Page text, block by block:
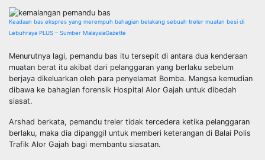
Keadaan bas ekspres yang merempuh bahagian belakang sebuah treler muatan besi di
Lebuhraya PLUS – Sumber MalaysiaGazette
Menurutnya lagi, pemandu bas itu tersepit di antara dua kenderaan
muatan berat itu akibat dari pelanggaran yang berlaku sebelum
berjaya dikeluarkan oleh para penyelamat Bomba. Mangsa kemudian
dibawa ke bahagian forensik Hospital Alor Gajah untuk dibedah
siasat.
Arshad berkata, pemandu treler tidak tercedera ketika pelanggaran
berlaku, maka dia dipanggil untuk memberi keterangan di Balai Polis
Trafik Alor Gajah bagi membantu siasatan.